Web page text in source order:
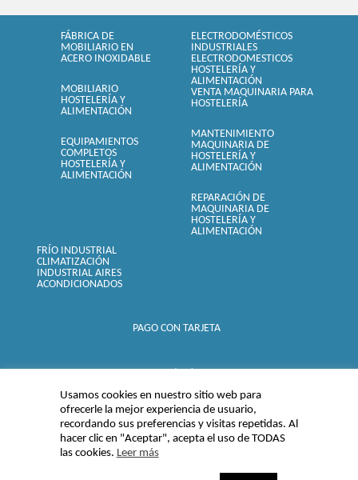
FÁBRICA DE
MOBILIARIO EN
ACERO INOXIDABLE
MOBILIARIO
HOSTELERÍA Y
ALIMENTACIÓN
EQUIPAMIENTOS
COMPLETOS
HOSTELERÍA Y
ALIMENTACIÓN
ELECTRODOMÉSTICOS
INDUSTRIALES
ELECTRODOMESTICOS
HOSTELERÍA Y
ALIMENTACIÓN
VENTA MAQUINARIA PARA
HOSTELERÍA
MANTENIMIENTO
MAQUINARIA DE
HOSTELERÍA Y
ALIMENTACIÓN
REPARACIÓN DE
MAQUINARIA DE
HOSTELERÍA Y
ALIMENTACIÓN
FRÍO INDUSTRIAL
CLIMATIZACIÓN
INDUSTRIAL AIRES
ACONDICIONADOS
PAGO CON TARJETA
© 2015 InoxfrioAlbacetense SL |
Usamos cookies en nuestro sitio web para
ofrecerle la mejor experiencia de usuario,
recordando sus preferencias y visitas repetidas. Al
hacer clic en "Aceptar", acepta el uso de TODAS
las cookies. Leer más